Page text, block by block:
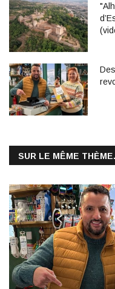
SUR LE MÊME